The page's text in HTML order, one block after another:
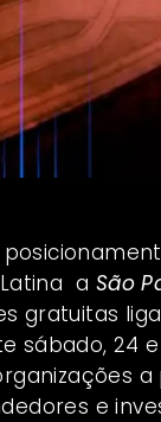
a São
gratuitas
24 e
e